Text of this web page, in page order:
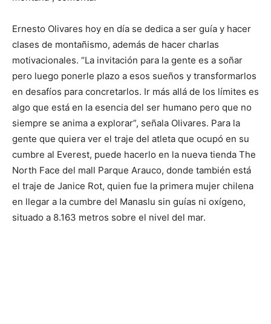
Ernesto Olivares hoy en día se dedica a ser guía y hacer
clases de montañismo, además de hacer charlas
motivacionales. “La invitación para la gente es a soñar
pero luego ponerle plazo a esos sueños y transformarlos
en desafíos para concretarlos. Ir más allá de los límites es
algo que está en la esencia del ser humano pero que no
siempre se anima a explorar”, señala Olivares. Para la
gente que quiera ver el traje del atleta que ocupó en su
cumbre al Everest, puede hacerlo en la nueva tienda The
North Face del mall Parque Arauco, donde también está
el traje de Janice Rot, quien fue la primera mujer chilena
en llegar a la cumbre del Manaslu sin guías ni oxígeno,
situado a 8.163 metros sobre el nivel del mar.